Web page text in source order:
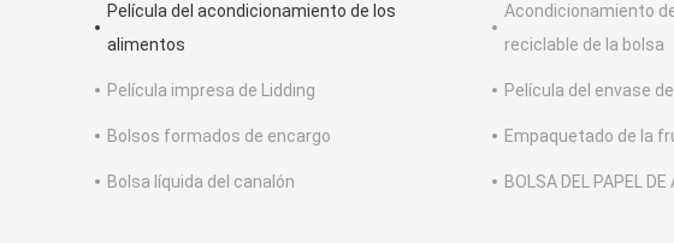
Película del acondicionamiento de los
alimentos
Acondicionamiento
reciclable de la bolsa
Película impresa de Lidding Película del envase
Bolsos formados de encargo Empaquetado de la
Bolsa líquida del canalón BOLSA DEL PAPEL DE